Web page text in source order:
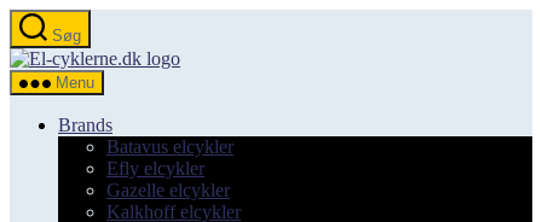
Spring
til
indholdet
Søg
el-
Menu
Brands
Batavus elcykler
Efly elcykler
Gazelle elcykler
Kalkhoff elcykler